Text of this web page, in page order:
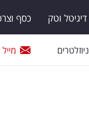
דיגיטל וטק כסף
ניוזלטרים